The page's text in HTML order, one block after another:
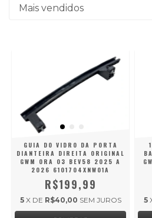
GUIA DO VIDRO DA PORTA
DIANTEIRA DIREITA ORIGINAL
GWM ORA 03 BEV58 2025 A
2026 6101704XNW01A
R$199,99
5 X DE R$40,00 SEM JUROS 5